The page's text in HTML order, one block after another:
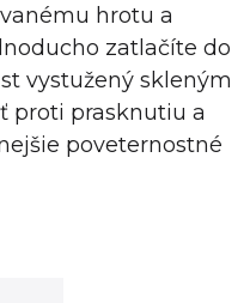
hrotu a
zatlačíte do
vystužený skleným
proti prasknutiu a
poveternostné